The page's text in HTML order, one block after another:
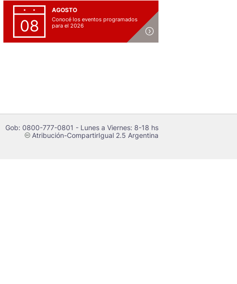
08
AGOSTO
Conocé los eventos programados
para el 2026
Gob: 0800-777-0801 - Lunes a Viernes: 8-18 hs
cAtribución-CompartirIgual 2.5 Argentina